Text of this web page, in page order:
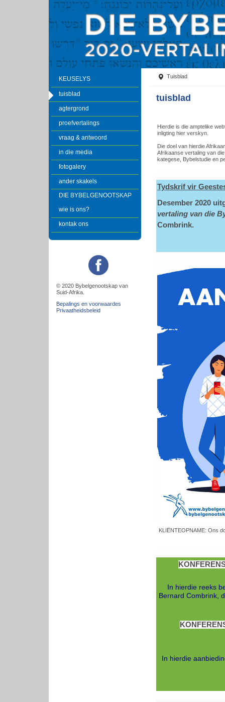
Tuisblad
tuisblad
Hierdie is die amptelike
inligting hier verskyn.
Die doel van hierdie
Afrikaanse vertaling van
kategese, Bybelstudie en
Tydskrif vir
Desember 2020
vertaling van die
Combrink.
KLIËNTEOPNAME: Ons
In hierdie reeks
Bernard Combrink,
In hierdie
KEUSELYS
tuisblad
agtergrond
proefvertalings
vraag & antwoord
in die media
fotogalery
ander skakels
DIE BYBELGENOOTSKAP
wie is ons?
kontak ons
© 2020 Bybelgenootskap van
Suid-Afrika.
Bepalings en voorwaardes
Privaatheidsbeleid